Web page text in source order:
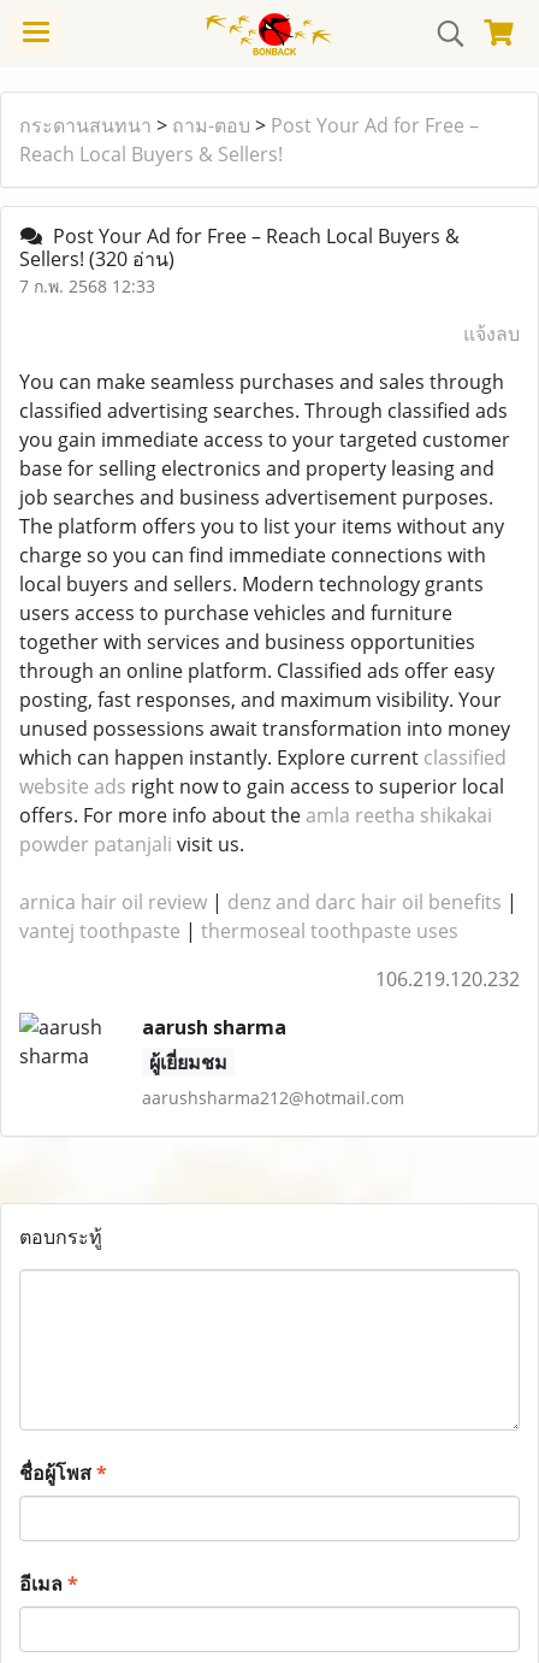
กระดานสนทนา > ถาม-ตอบ > Post Your Ad for Free –
Reach Local Buyers & Sellers!
Post Your Ad for Free – Reach Local Buyers &
Sellers! (320 อ่าน)
7 ก.พ. 2568 12:33
แจ้งลบ
You can make seamless purchases and sales through
classified advertising searches. Through classified ads
you gain immediate access to your targeted customer
base for selling electronics and property leasing and
job searches and business advertisement purposes.
The platform offers you to list your items without any
charge so you can find immediate connections with
local buyers and sellers. Modern technology grants
users access to purchase vehicles and furniture
together with services and business opportunities
through an online platform. Classified ads offer easy
posting, fast responses, and maximum visibility. Your
unused possessions await transformation into money
which can happen instantly. Explore current classified
website ads right now to gain access to superior local
offers. For more info about the amla reetha shikakai
powder patanjali visit us.
arnica hair oil review | denz and darc hair oil benefits |
vantej toothpaste | thermoseal toothpaste uses
106.219.120.232
aarush sharma
ผู้เยี่ยมชม
aarushsharma212@hotmail.com
ตอบกระทู้
ชื่อผู้โพส*
อีเมล*